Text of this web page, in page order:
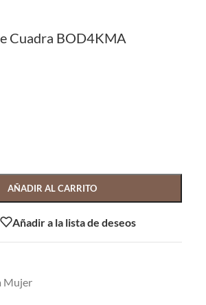
Cuadra BOD4KMA
AÑADIR AL CARRITO
Añadir a la lista de deseos
Mujer